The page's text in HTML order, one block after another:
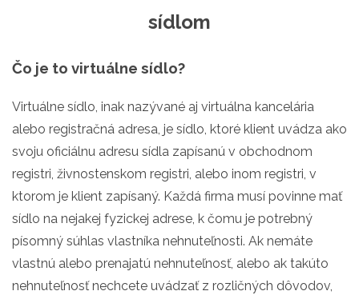
sídlom
Čo je to virtuálne sídlo?
Virtuálne sídlo, inak nazývané aj virtuálna kancelária
alebo registračná adresa, je sídlo, ktoré klient uvádza ako
svoju oficiálnu adresu sídla zapísanú v obchodnom
registri, živnostenskom registri, alebo inom registri, v
ktorom je klient zapísaný. Každá firma musí povinne mať
sídlo na nejakej fyzickej adrese, k čomu je potrebný
písomný súhlas vlastníka nehnuteľnosti. Ak nemáte
vlastnú alebo prenajatú nehnuteľnosť, alebo ak takúto
nehnuteľnosť nechcete uvádzať z rozličných dôvodov,